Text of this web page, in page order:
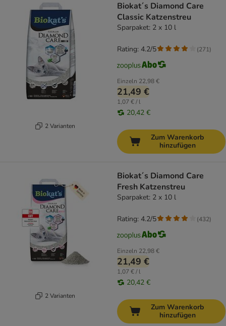
2 Varianten
Biokat´s Diamond Care
Classic Katzenstreu
Sparpaket: 2 x 10 l
Einzeln 22,98 €
21,49 €
1,07 € / l
20,42 €
Rating: 4.2/5 (271)
Zum Warenkorb
hinzufügen
2 Varianten
Biokat´s Diamond Care
Fresh Katzenstreu
Sparpaket: 2 x 10 l
Einzeln 22,98 €
21,49 €
1,07 € / l
20,42 €
Rating: 4.2/5 (432)
Zum Warenkorb
hinzufügen